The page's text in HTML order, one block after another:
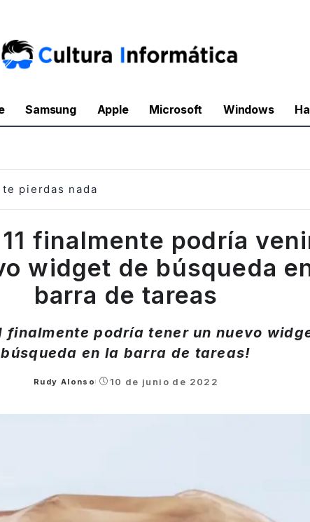
Samsung Apple Microsoft Windows
pierdas nada
finalmente podría
widget de búsqueda
barra de tareas
finalmente podría tener un nuevo
búsqueda en la barra de tareas!
Posted
Rudy Alonso 10 de junio de 2022